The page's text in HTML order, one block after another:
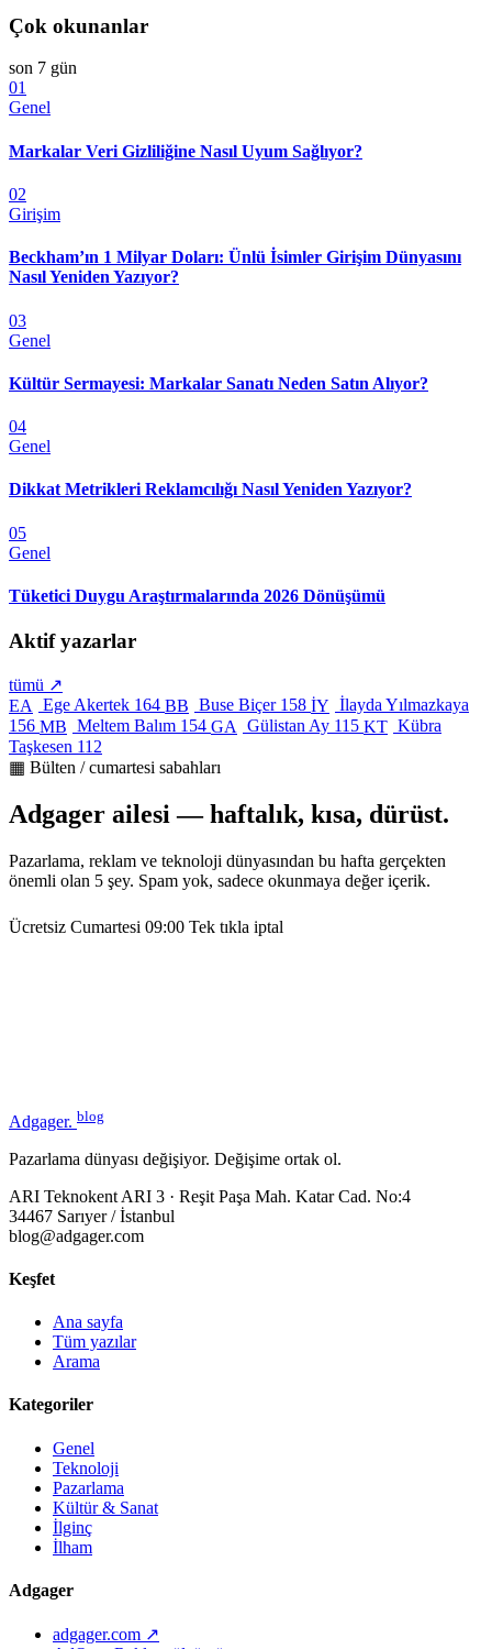
Çok okunanlar
son 7 gün
01
Genel
Markalar Veri Gizliliğine Nasıl Uyum Sağlıyor?
02
Girişim
Beckham’ın 1 Milyar Doları: Ünlü İsimler Girişim Dünyasını
Nasıl Yeniden Yazıyor?
03
Genel
Kültür Sermayesi: Markalar Sanatı Neden Satın Alıyor?
04
Genel
Dikkat Metrikleri Reklamcılığı Nasıl Yeniden Yazıyor?
05
Genel
Tüketici Duygu Araştırmalarında 2026 Dönüşümü
Aktif yazarlar
tümü ↗
EA
Ege Akertek 164 BB Buse Biçer 158 İY İlayda Yılmazkaya
156 MB Meltem Balım 154 GA Gülistan Ay 115 KT Kübra
Taşkesen 112
▦ Bülten / cumartesi sabahları
Adgager ailesi — haftalık, kısa, dürüst.
Pazarlama, reklam ve teknoloji dünyasından bu hafta gerçekten
önemli olan 5 şey. Spam yok, sadece okunmaya değer içerik.
Ücretsiz Cumartesi 09:00 Tek tıkla iptal
Adgager. blog
Pazarlama dünyası değişiyor. Değişime ortak ol.
ARI Teknokent ARI 3 · Reşit Paşa Mah. Katar Cad. No:4
34467 Sarıyer / İstanbul
blog@adgager.com
Keşfet
Ana sayfa
Tüm yazılar
Arama
Kategoriler
Genel
Teknoloji
Pazarlama
Kültür & Sanat
İlginç
İlham
Adgager
adgager.com ↗